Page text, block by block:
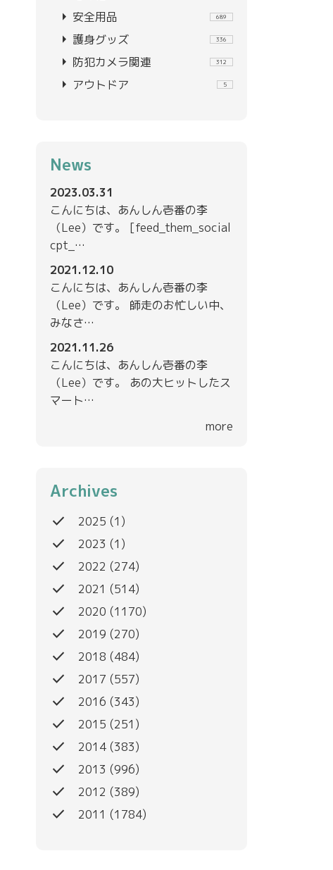
arrow_right 安全用品 689
arrow_right 護身グッズ 336
arrow_right 防犯カメラ関連 312
arrow_right アウトドア 5
News
2023.03.31
こんにちは、あんしん壱番の李
（Lee）です。 [feed_them_social
cpt_…
2021.12.10
こんにちは、あんしん壱番の李
（Lee）です。 師走のお忙しい中、
みなさ…
2021.11.26
こんにちは、あんしん壱番の李
（Lee）です。 あの大ヒットしたス
マート…
more
Archives
done 2025 (1)
done 2023 (1)
done 2022 (274)
done 2021 (514)
done 2020 (1170)
done 2019 (270)
done 2018 (484)
done 2017 (557)
done 2016 (343)
done 2015 (251)
done 2014 (383)
done 2013 (996)
done 2012 (389)
done 2011 (1784)